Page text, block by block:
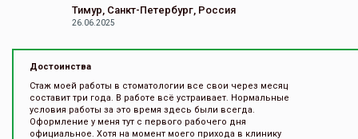
Тимур, Санкт-Петербург, Россия
26.06.2025
Достоинства
Стаж моей работы в стоматологии все свои через месяц
составит три года. В работе всё устраивает. Нормальные
условия работы за это время здесь были всегда.
Оформление у меня тут с первого рабочего дня
официальное. Хотя на момент моего прихода в клинику